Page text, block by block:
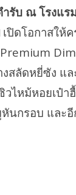
ำรับ ณ โรงแ
เปิดโอกาสให้
สลัดหยี่ซัง แ
ไหม้หอยเป๋า
นกรอบ และ